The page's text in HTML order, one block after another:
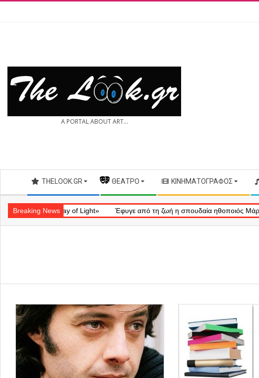
THE A PORTAL ABOUT ART...
Secondary
Navigation
Menu
THELOOK.GR — ΘΈΑΤΡΟ ΚΙΝΗΜΑΤΟΓΡΆΦΟΣ
Breaking News
«Ray of Light» Έφυγε από τη ζωή η σπουδαία ηθοποιός Μάρω Κοντού